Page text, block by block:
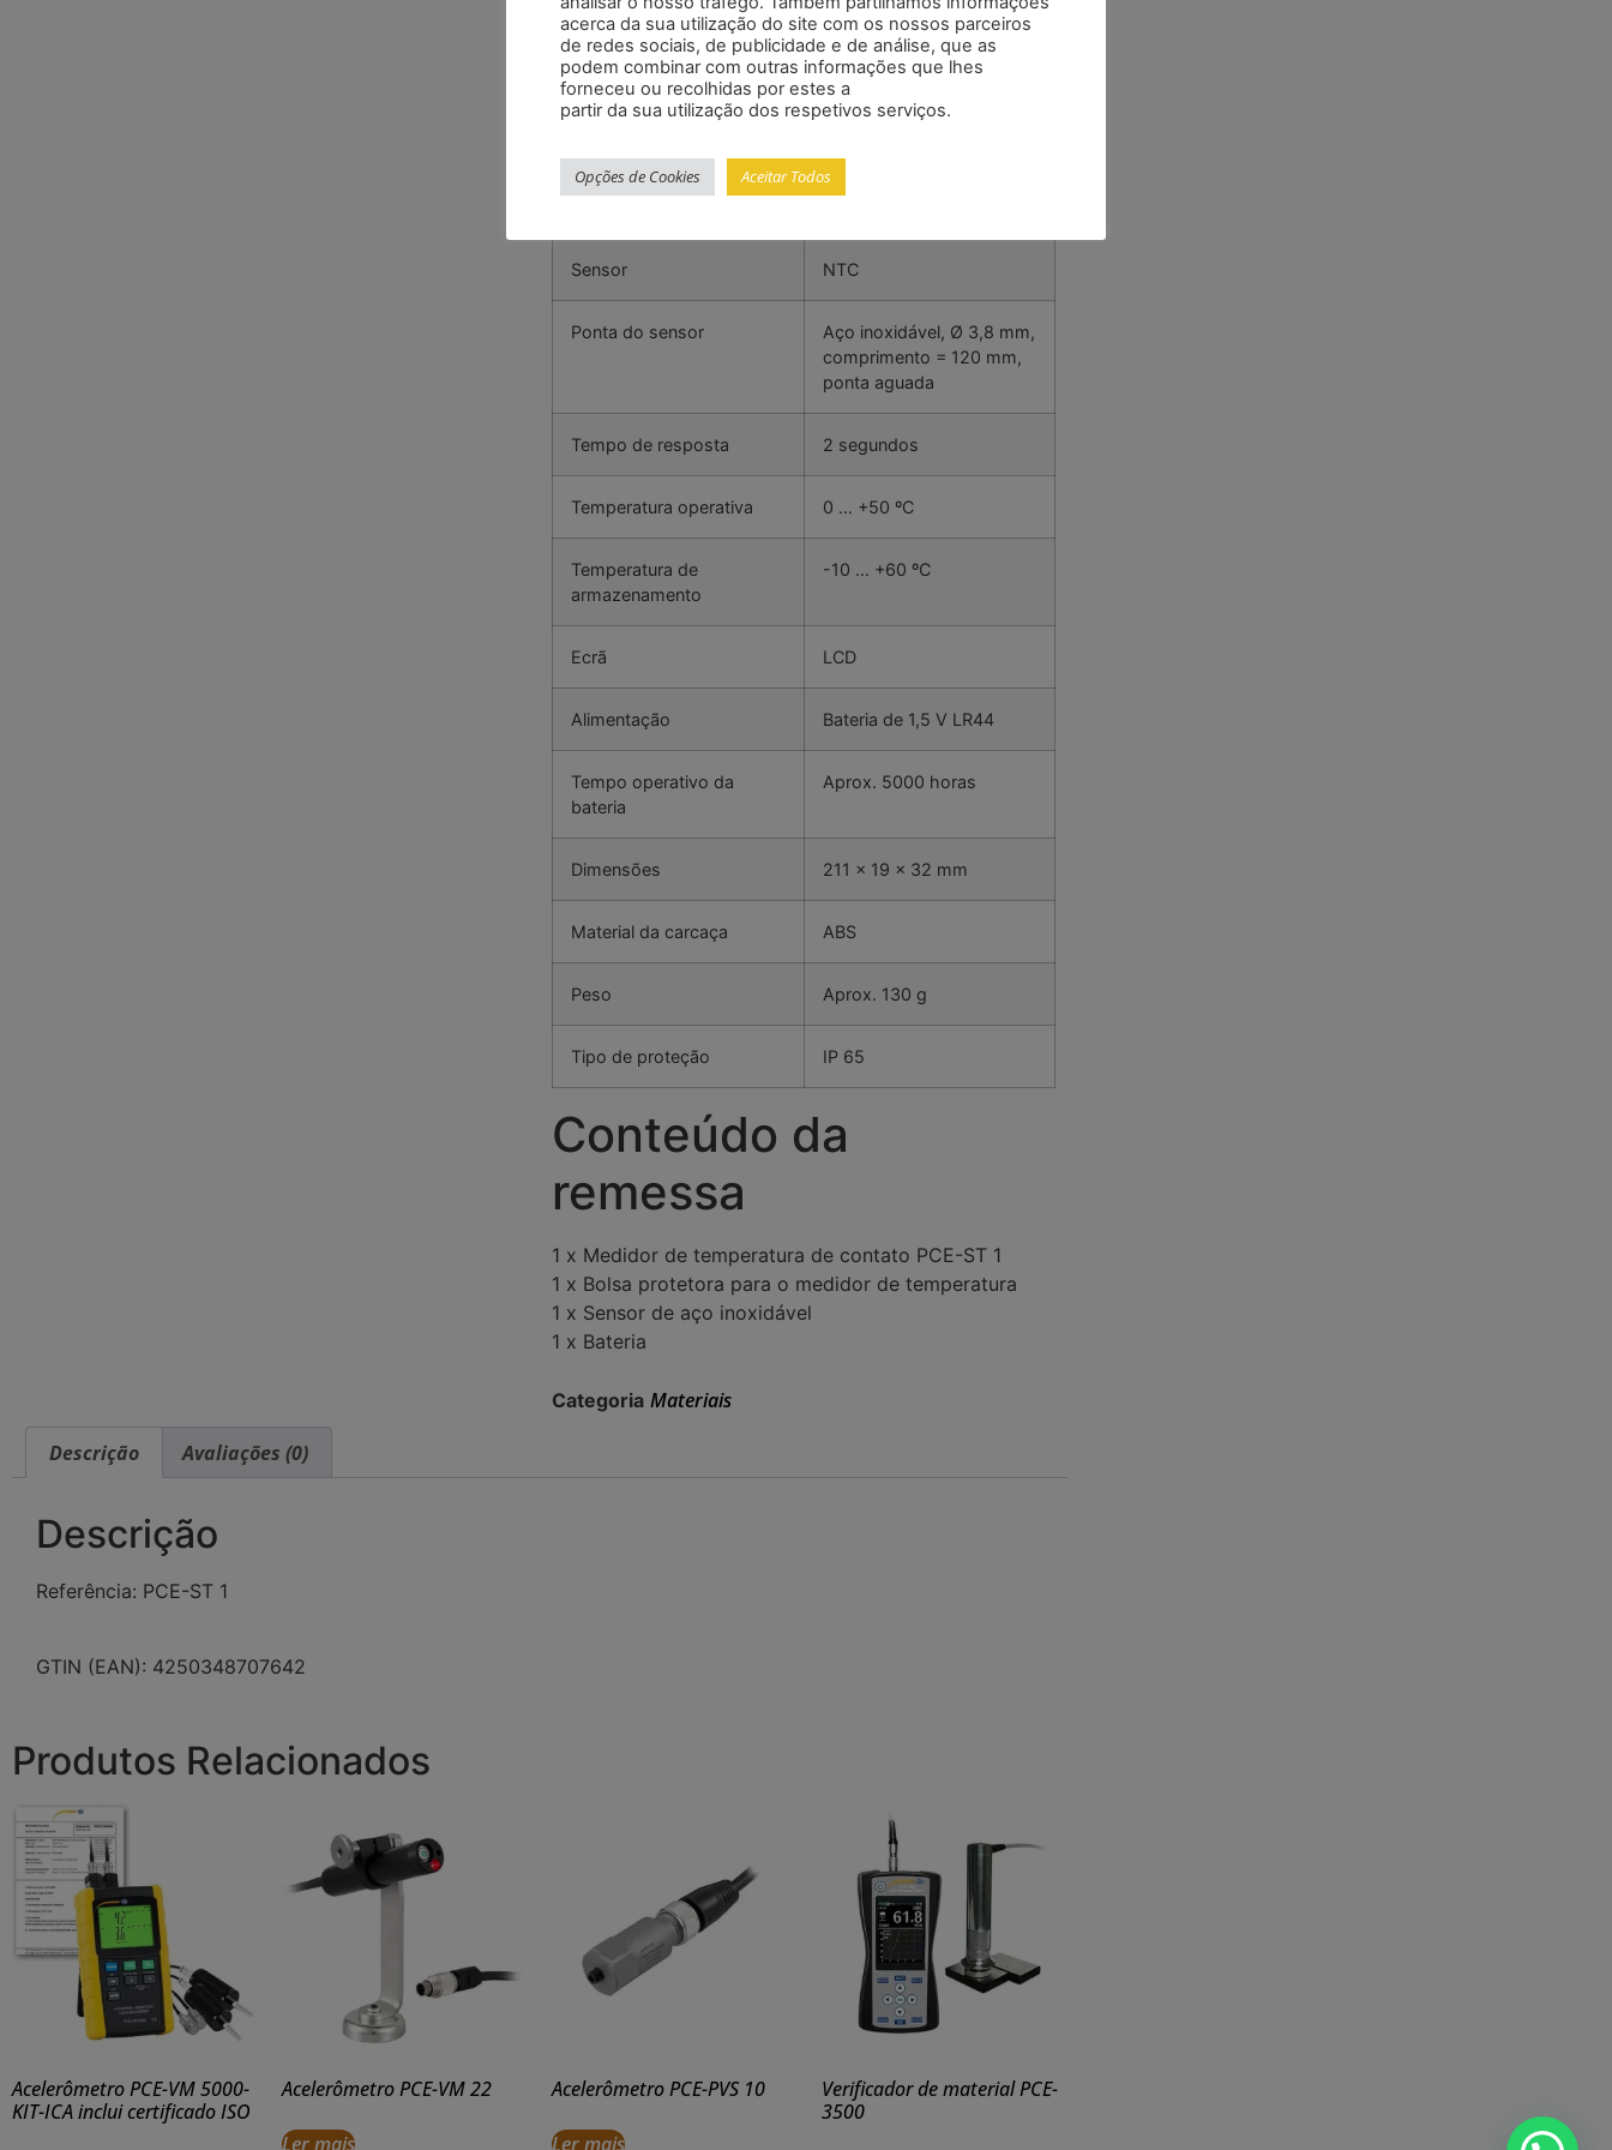
Intervalo de medição -40 … +250 °C
Sensor NTC
Ponta do sensor
Aço inoxidável, Ø 3,8 mm,
comprimento = 120 mm,
ponta aguada
Tempo de resposta 2 segundos
Temperatura operativa 0 … +50 ºC
Temperatura de
armazenamento
-10 … +60 ºC
Ecrã LCD
Alimentação Bateria de 1,5 V LR44
Tempo operativo da
bateria
Aprox. 5000 horas
Dimensões 211 x 19 x 32 mm
Material da carcaça ABS
Peso Aprox. 130 g
Tipo de proteção IP 65
Conteúdo da
remessa
1 x Medidor de temperatura de contato PCE-ST 1
1 x Bolsa protetora para o medidor de temperatura
1 x Sensor de aço inoxidável
1 x Bateria
Categoria Materiais
Descrição
Avaliações (0)
Descrição
Referência: PCE-ST 1
GTIN (EAN): 4250348707642
Produtos Relacionados
Acelerômetro PCE-VM 5000-
KIT-ICA inclui certificado ISO
Acelerômetro PCE-VM 22
Ler mais
Acelerômetro PCE-PVS 10
Ler mais
Verificador de material PCE-
3500
acerca da sua utilização do site com os nossos parceiros
de redes sociais, de publicidade e de análise, que as
podem combinar com outras informações que lhes
forneceu ou recolhidas por estes a
partir da sua utilização dos respetivos serviços.
Opções de Cookies Aceitar Todos